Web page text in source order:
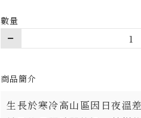
數量
商品簡介
生長於寒冷高山區因日夜溫